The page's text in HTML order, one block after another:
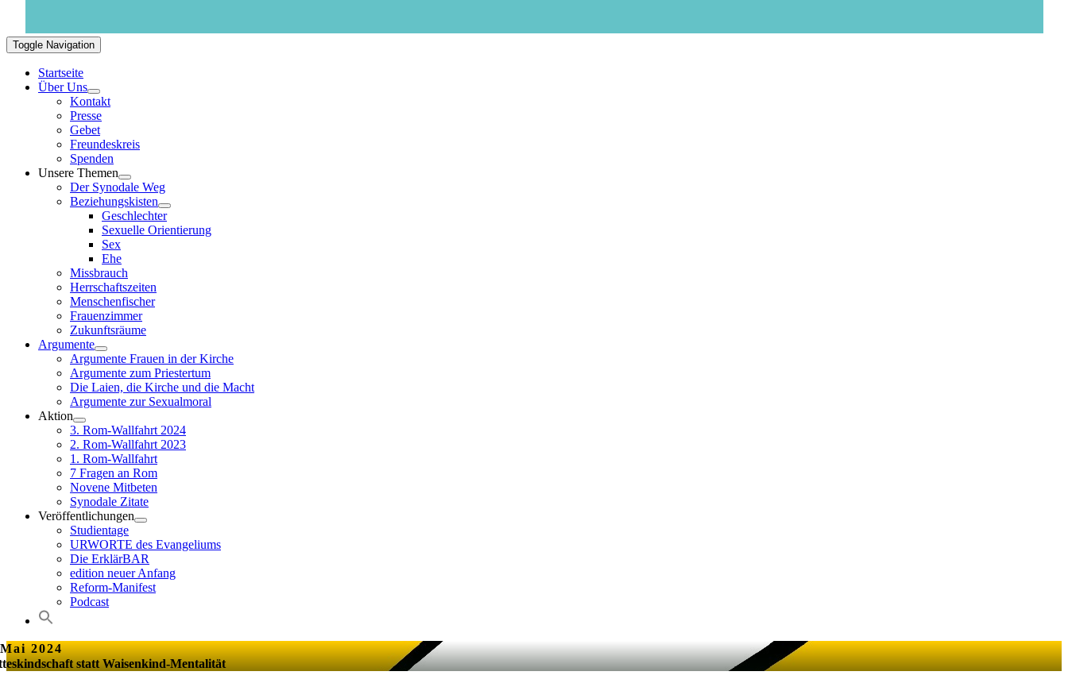
Toggle Navigation
Startseite
Über Uns
Kontakt
Presse
Gebet
Freundeskreis
Spenden
Unsere Themen
Der Synodale Weg
Beziehungskisten
Geschlechter
Sexuelle Orientierung
Sex
Ehe
Missbrauch
Herrschaftszeiten
Menschenfischer
Frauenzimmer
Zukunftsräume
Argumente
Argumente Frauen in der Kirche
Argumente zum Priestertum
Die Laien, die Kirche und die Macht
Argumente zur Sexualmoral
Aktion
3. Rom-Wallfahrt 2024
2. Rom-Wallfahrt 2023
1. Rom-Wallfahrt
7 Fragen an Rom
Novene Mitbeten
Synodale Zitate
Veröffentlichungen
Studientage
URWORTE des Evangeliums
Die ErklärBAR
edition neuer Anfang
Reform-Manifest
Podcast
2024
statt Waisenkind-Mentalität